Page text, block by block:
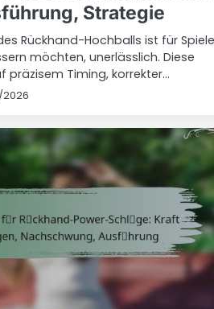
Strategie
Rückhand-Hochballs ist für
möchten, unerlässlich. Diese
präzisem Timing, korrekter…